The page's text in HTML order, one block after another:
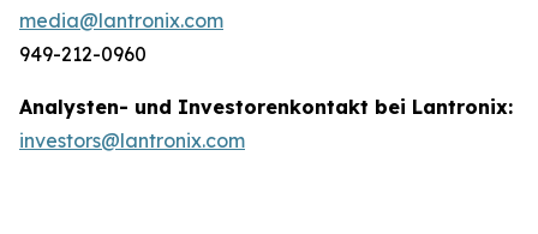
media@lantronix.com
949-212-0960
Analysten- und Investorenkontakt bei Lantronix:
investors@lantronix.com